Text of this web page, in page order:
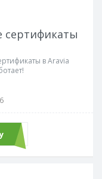
сертификаты
в Aravia
6